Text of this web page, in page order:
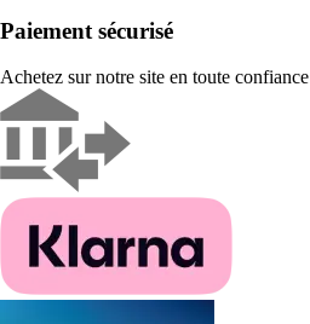
Paiement sécurisé
Achetez sur notre site en toute confiance